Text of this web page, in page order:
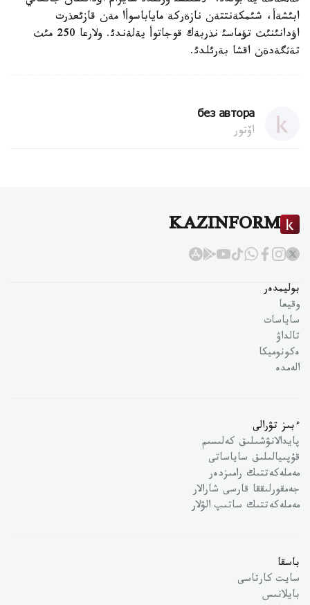
ابئشةأ، شئمكةنتتةن نازةركة ماياباسوأا مةن قازئعذرت
اؤدانئنئث تؤماسئ نذربةك قوجاتوأ يةلةندئ. ولارعا 250 مئث
تةثگةدةن اقشا بةرئلدئ.
без автора
اۆتور
KAZINFORM
بوليمدەر
وقيعا
ساياسات
تالداۋ
ەكونوميكا
الەمدە
ءبىز تۋرالى
پايدالانۋشىلىق كەلىسىم
قۇپىيالىلىق ساياساتى
مەملەكەتتىك رامىزدەر
جەمقورلىققا قارسى شارالار
مەملەكەتتىك ساتىپ الۋلار
باسقا
سايت كارتاسى
بايلانىس